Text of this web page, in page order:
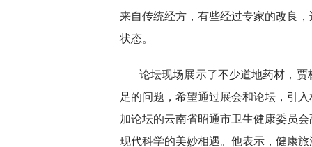
来自传统经方，有些经过专家的改良
状态。
论坛现场展示了不少道地药材，
足的问题，希望通过展会和论坛，引
加论坛的云南省昭通市卫生健康委员
现代科学的美妙相遇。他表示，健康